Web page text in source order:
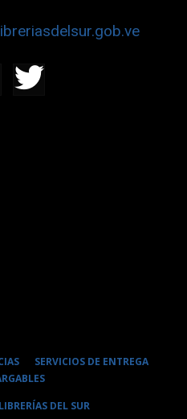
SERVICIOS DE ENTREGA
DEL SUR